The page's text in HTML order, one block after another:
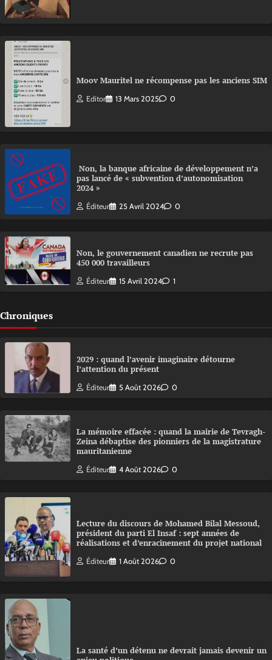
Moov Mauritel ne récompense pas les anciens SIM
Editor 13 Mars 2025 0
Non, la banque africaine de développement n’a
pas lancé de « subvention d’autonomisation
2024 »
Éditeur 25 Avril 2024 0
Non, le gouvernement canadien ne recrute pas
450 000 travailleurs
Éditeur 15 Avril 2024 1
Chroniques
2029 : quand l’avenir imaginaire détourne
l’attention du présent
Éditeur 5 Août 2026 0
La mémoire effacée : quand la mairie de Tevragh-
Zeina débaptise des pionniers de la magistrature
mauritanienne
Éditeur 4 Août 2026 0
Lecture du discours de Mohamed Bilal Messoud,
président du parti El Insaf : sept années de
réalisations et d’enracinement du projet national
Éditeur 1 Août 2026 0
La santé d’un détenu ne devrait jamais devenir un